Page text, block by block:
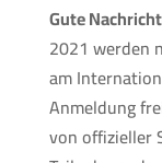
Gute
2021 werden
am
Anmeldung
von offizieller